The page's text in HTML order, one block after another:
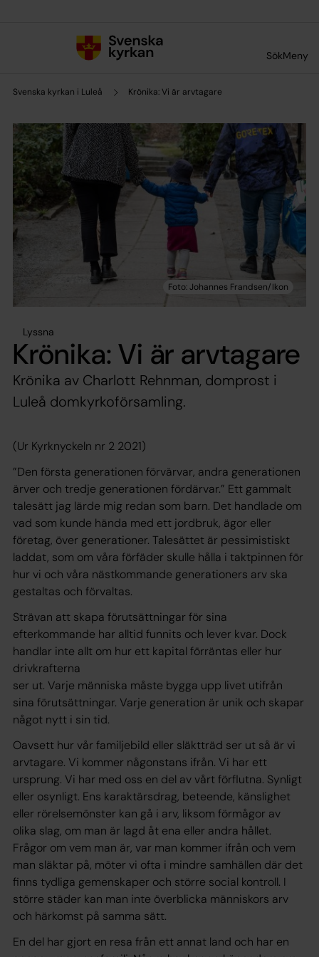
SökMeny
Svenska kyrkan i Luleå Krönika: Vi är arvtagare
Lyssna
Krönika: Vi är arvtagare
Krönika av Charlott Rehnman, domprost i
Luleå domkyrkoförsamling.
(Ur Kyrknyckeln nr 2 2021)
”Den första generationen förvärvar, andra generationen
ärver och tredje generationen fördärvar.” Ett gammalt
talesätt jag lärde mig redan som barn. Det handlade om
vad som kunde hända med ett jordbruk, ägor eller
företag, över generationer. Talesättet är pessimistiskt
laddat, som om våra förfäder skulle hålla i taktpinnen för
hur vi och våra nästkommande generationers arv ska
gestaltas och förvaltas.
Strävan att skapa förutsättningar för sina
efterkommande har alltid funnits och lever kvar. Dock
handlar inte allt om hur ett kapital förräntas eller hur
drivkrafterna
ser ut. Varje människa måste bygga upp livet utifrån
sina förutsättningar. Varje generation är unik och skapar
något nytt i sin tid.
Oavsett hur vår familjebild eller släktträd ser ut så är vi
arvtagare. Vi kommer någonstans ifrån. Vi har ett
ursprung. Vi har med oss en del av vårt förflutna. Synligt
eller osynligt. Ens karaktärsdrag, beteende, känslighet
eller rörelsemönster kan gå i arv, liksom förmågor av
olika slag, om man är lagd åt ena eller andra hållet.
Frågor om vem man är, var man kommer ifrån och vem
man släktar på, möter vi ofta i mindre samhällen där det
finns tydliga gemenskaper och större social kontroll. I
större städer kan man inte överblicka människors arv
och härkomst på samma sätt.
En del har gjort en resa från ett annat land och har en